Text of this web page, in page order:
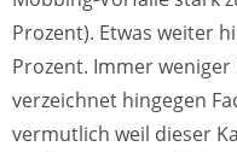
Prozent). Etwas weiter
Prozent. Immer
verzeichnet hingegen
vermutlich weil dieser